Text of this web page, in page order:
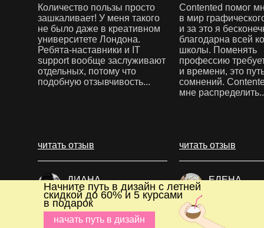
Количество пользы просто
зашкаливает! У меня такого
не было даже в креативном
университете Лондона.
Ребята-наставники и IT
support вообще заслуживают
отдельных, потому что
подобную отзывчивость...
читать отзыв
ДИАНА
МАШИНА
Contented помог
в мир
и за это я
благодарна всей
школы. Поменять
профессию
и времени, это
сомнений.
мне
читать отзыв
ЕЛЕНА
# курсы фотографа для начинающих, #
начинающих, # курсы фотографии с
Начните путь в дизайн с летней
скидкой до 60% и 5 курсами
в подарок
начать путь в дизайн